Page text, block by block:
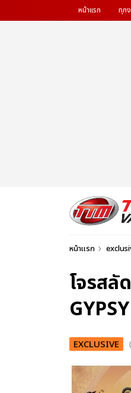
หน้าแรก ทุก
หน้าแรก
โจรสลั
EXCLUSIVE